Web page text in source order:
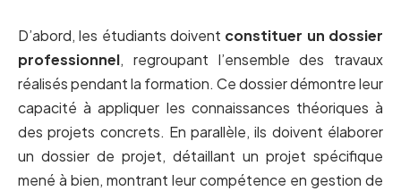
D’abord, les étudiants doivent constituer un dossier
professionnel, regroupant l’ensemble des travaux
réalisés pendant la formation. Ce dossier démontre leur
capacité à appliquer les connaissances théoriques à
des projets concrets. En parallèle, ils doivent élaborer
un dossier de projet, détaillant un projet spécifique
mené à bien, montrant leur compétence en gestion de